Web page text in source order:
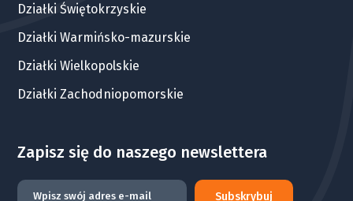
Działki Świętokrzyskie
Działki Warmińsko-mazurskie
Działki Wielkopolskie
Działki Zachodniopomorskie
Zapisz się do naszego newslettera
Subskrybuj